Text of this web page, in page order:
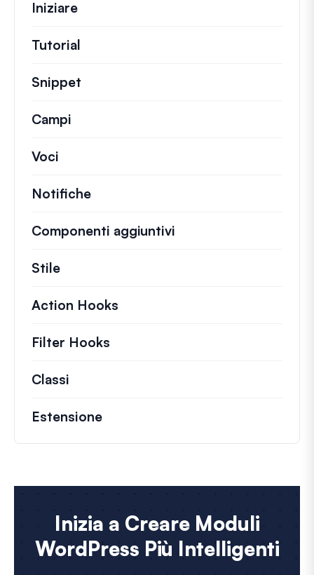
Iniziare
Tutorial
Snippet
Campi
Voci
Notifiche
Componenti aggiuntivi
Stile
Action Hooks
Filter Hooks
Classi
Estensione
Inizia a Creare Moduli
WordPress Più Intelligenti